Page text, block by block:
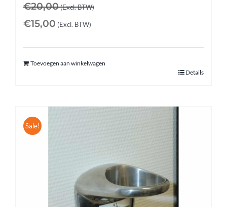
€20,00(Excl. BTW)
€15,00 (Excl. BTW)
Toevoegen aan winkelwagen
Details
Sale!